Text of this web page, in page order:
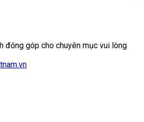
đóng góp cho chuyên mục vui lòng